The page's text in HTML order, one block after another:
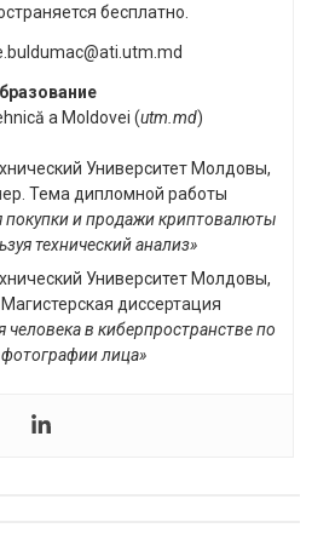
бесплатно.
a Moldovei (utm.md)
Университет Молдовы,
Тема дипломной работы
покупки и продажи криптовалюты
технический анализ»
Университет Молдовы,
диссертация
в киберпространстве по
фотографии лица»